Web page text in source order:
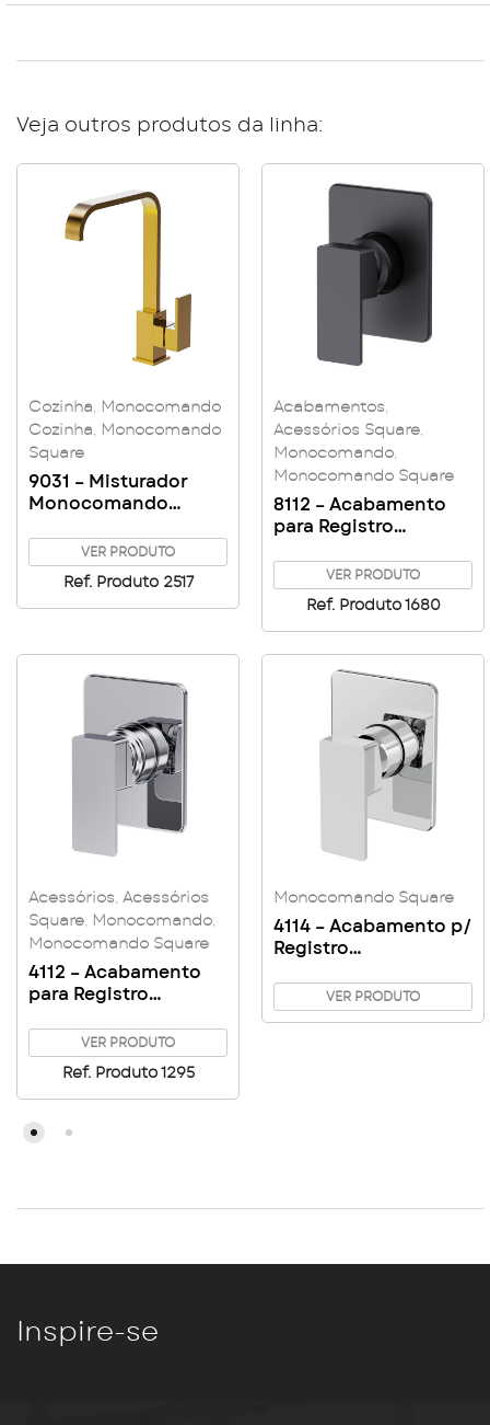
Veja outros produtos da linha:
Cozinha, Monocomando
Cozinha, Monocomando
Square
9031 – Misturador
Monocomando
Bica Alta Giratório
Square – Golden
VER PRODUTO
Ref. Produto 2517
Acabamentos,
Acessórios Square,
Monocomando,
Monocomando Square
8112 – Acabamento
para Registro
Square base DOCOL –
black
VER PRODUTO
Ref. Produto 1680
Acessórios, Acessórios
Square, Monocomando,
Monocomando Square
4112 – Acabamento
para Registro
Square base DOCOL –
Cromado
VER PRODUTO
Ref. Produto 1295
Monocomando Square
4114 – Acabamento p/
Registro
Square Base
Leão/Deca
VER PRODUTO
Inspire-se